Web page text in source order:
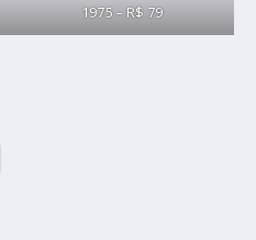
1975 – R$ 79